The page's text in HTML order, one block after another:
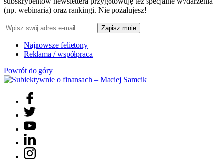
(np. webinaria) oraz rankingi. Nie pożałujesz!
Zapisz mnie
Najnowsze felietony
Reklama / współpraca
Powrót do góry